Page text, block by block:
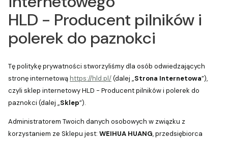
HLD - Producent pilników i
polerek do paznokci
Tę politykę prywatności stworzyliśmy dla osób odwiedzających
stronę internetowąhttps://hld.pl/(dalej „Strona Internetowa”),
czyli sklep internetowy HLD - Producent pilników i polerek do
paznokci (dalej „Sklep”).
Administratorem Twoich danych osobowych w związku z
korzystaniem ze Sklepu jest: WEIHUA HUANG, przedsiębiorca